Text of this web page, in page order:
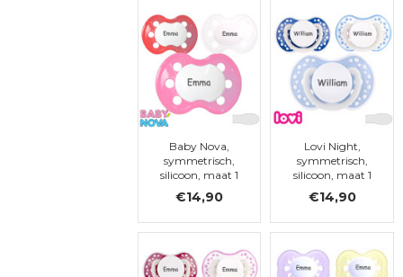
Baby Nova,
symmetrisch,
silicoon, maat 1
€14,90
Lovi Night,
symmetrisch,
silicoon, maat 1
€14,90